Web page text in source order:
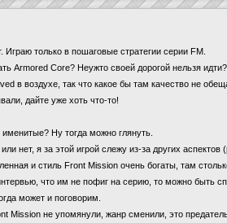
только в пошаговые стратегии серии FM.
Armored Core? Неужто своей дорогой нельзя
в воздухе, так что какое бы там качество не
дайте уже хоть что-то!
Ну тогда можно глянуть.
нет, я за этой игрой слежу из-за других аспектов
и стиль Front Mission очень богаты, там
что им не пофиг на серию, то можно быть
может и поговорим.
Mission не упомянули, жанр сменили, это